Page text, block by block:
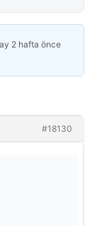
2 hafta önce
#18130